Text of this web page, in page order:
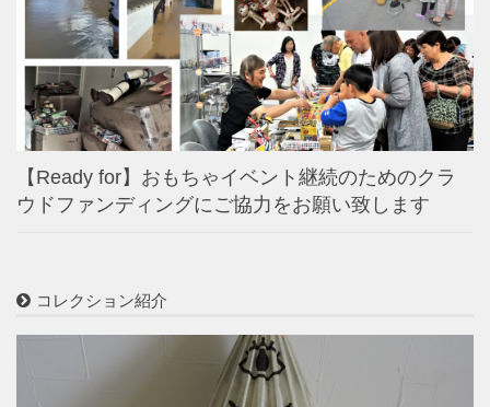
【Ready for】おもちゃイベント継続のためのクラ
ウドファンディングにご協力をお願い致します
コレクション紹介